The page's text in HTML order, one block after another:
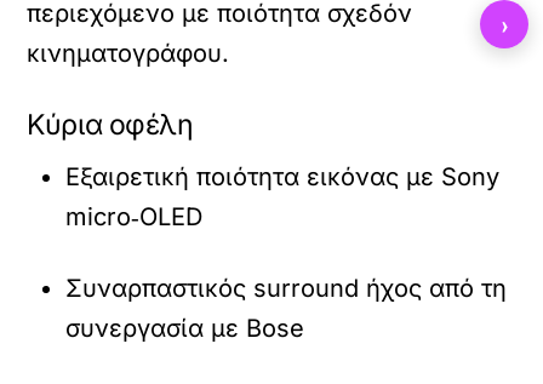
περιεχόμενο με ποιότητα σχεδόν
κινηματογράφου.
Κύρια οφέλη
Εξαιρετική ποιότητα εικόνας με Sony
micro‑OLED
Συναρπαστικός surround ήχος από τη
συνεργασία με Bose
›